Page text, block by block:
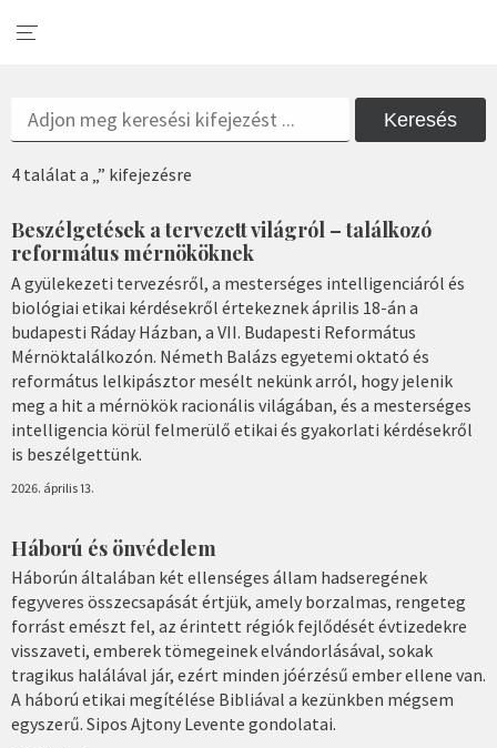
Keresés
4 találat a „” kifejezésre
Beszélgetések a tervezett világról – találkozó
református mérnököknek
A gyülekezeti tervezésről, a mesterséges intelligenciáról és
biológiai etikai kérdésekről értekeznek április 18-án a
budapesti Ráday Házban, a VII. Budapesti Református
Mérnöktalálkozón. Németh Balázs egyetemi oktató és
református lelkipásztor mesélt nekünk arról, hogy jelenik
meg a hit a mérnökök racionális világában, és a mesterséges
intelligencia körül felmerülő etikai és gyakorlati kérdésekről
is beszélgettünk.
2026. április 13.
Háború és önvédelem
Háborún általában két ellenséges állam hadseregének
fegyveres összecsapását értjük, amely borzalmas, rengeteg
forrást emészt fel, az érintett régiók fejlődését évtizedekre
visszaveti, emberek tömegeinek elvándorlásával, sokak
tragikus halálával jár, ezért minden jóérzésű ember ellene van.
A háború etikai megítélése Bibliával a kezünkben mégsem
egyszerű. Sipos Ajtony Levente gondolatai.